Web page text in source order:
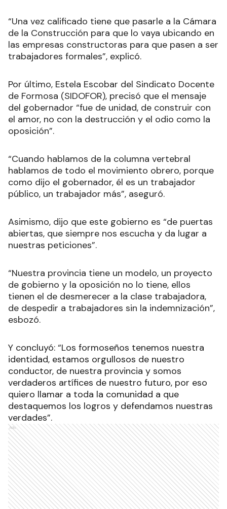
“Una vez calificado tiene que pasarle a la Cámara
de la Construcción para que lo vaya ubicando en
las empresas constructoras para que pasen a ser
trabajadores formales”, explicó.
Por último, Estela Escobar del Sindicato Docente
de Formosa (SIDOFOR), precisó que el mensaje
del gobernador “fue de unidad, de construir con
el amor, no con la destrucción y el odio como la
oposición”.
“Cuando hablamos de la columna vertebral
hablamos de todo el movimiento obrero, porque
como dijo el gobernador, él es un trabajador
público, un trabajador más”, aseguró.
Asimismo, dijo que este gobierno es “de puertas
abiertas, que siempre nos escucha y da lugar a
nuestras peticiones”.
“Nuestra provincia tiene un modelo, un proyecto
de gobierno y la oposición no lo tiene, ellos
tienen el de desmerecer a la clase trabajadora,
de despedir a trabajadores sin la indemnización”,
esbozó.
Y concluyó: “Los formoseños tenemos nuestra
identidad, estamos orgullosos de nuestro
conductor, de nuestra provincia y somos
verdaderos artífices de nuestro futuro, por eso
quiero llamar a toda la comunidad a que
destaquemos los logros y defendamos nuestras
verdades”.
Ads